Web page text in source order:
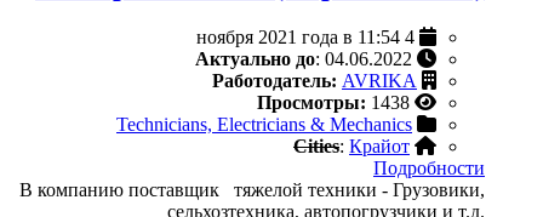
Актуально до: 04.06.2022
Работодатель: AVRIKA
Просмотры: 1438
Technicians, Electricians & Mechanics
Cities: Крайот
Подробности
В компанию поставщик тяжелой техники - Грузовики,
сельхозтехника, автопогрузчики и т.д.